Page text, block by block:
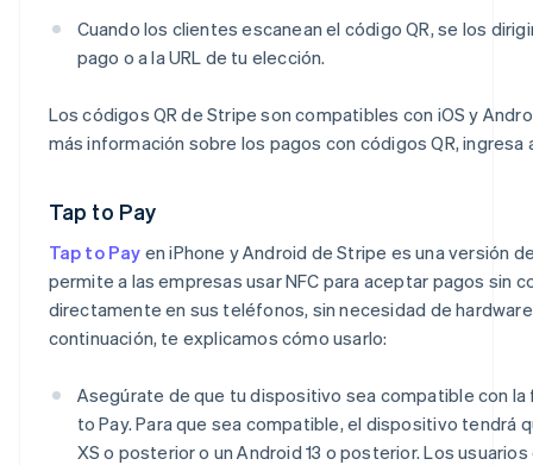
Cuando los clientes escanean el código QR, se los
pago o a la URL de tu elección.
Los códigos QR de Stripe son compatibles con iOS y
más información sobre los pagos con códigos QR, ingresa
Tap to Pay
Tap to Pay en iPhone y Android de Stripe es una versión
permite a las empresas usar NFC para aceptar pagos sin
directamente en sus teléfonos, sin necesidad de
continuación, te explicamos cómo usarlo:
Asegúrate de que tu dispositivo sea compatible con la
to Pay. Para que sea compatible, el dispositivo tendrá
XS o posterior o un Android 13 o posterior. Los